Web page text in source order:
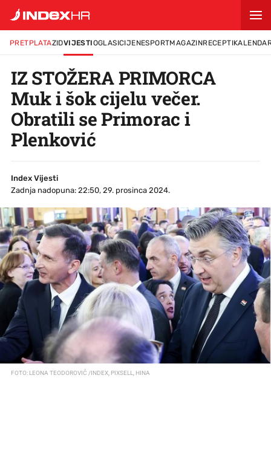
PRETPLATAZIDVIJESTIOGLASICIJENESPORTMAGAZINRECEPTI
IZ STOŽERA PRIMORCA
Muk i šok cijelu večer.
Obratili se Primorac i
Plenković
Index Vijesti
Zadnja nadopuna: 22:50, 29. prosinca 2024.
FOTO: LEONA TEODOROVIĆ /INDEX, PIXSELL, HINA